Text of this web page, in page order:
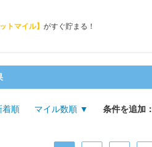
ットマイル】 がすぐ貯まる！
着順 マイル数順 ▼ 条件を追加：